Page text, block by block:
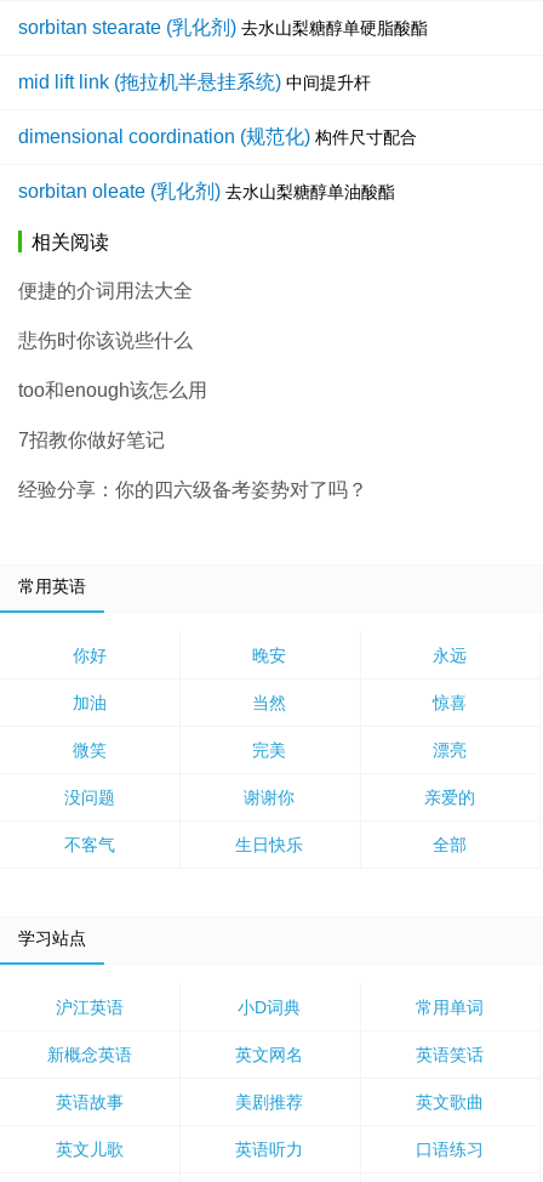
sorbitan stearate (乳化剂) 去水山梨糖醇单硬脂酸酯
mid lift link (拖拉机半悬挂系统) 中间提升杆
dimensional coordination (规范化) 构件尺寸配合
sorbitan oleate (乳化剂) 去水山梨糖醇单油酸酯
相关阅读
便捷的介词用法大全
悲伤时你该说些什么
too和enough该怎么用
7招教你做好笔记
经验分享：你的四六级备考姿势对了吗？
常用英语
你好 晚安 永远
加油 当然 惊喜
微笑 完美 漂亮
没问题 谢谢你 亲爱的
不客气 生日快乐 全部
学习站点
沪江英语 小D词典 常用单词
新概念英语 英文网名 英语笑话
英语故事 美剧推荐 英文歌曲
英文儿歌 英语听力 口语练习